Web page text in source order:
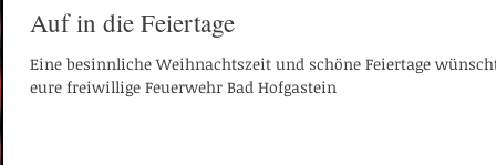
Auf in die Feiertage
Eine besinnliche Weihnachtszeit und schöne Feiertage
eure freiwillige Feuerwehr Bad Hofgastein